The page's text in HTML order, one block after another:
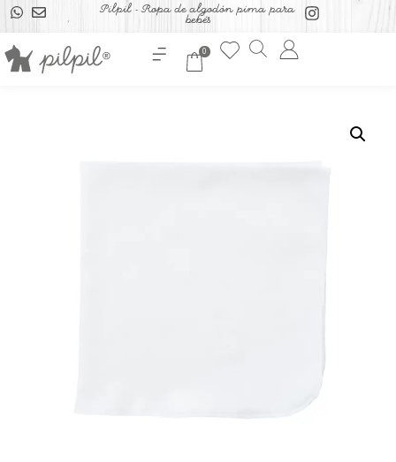
Pilpil - Ropa de algodón pima para
bebés
0